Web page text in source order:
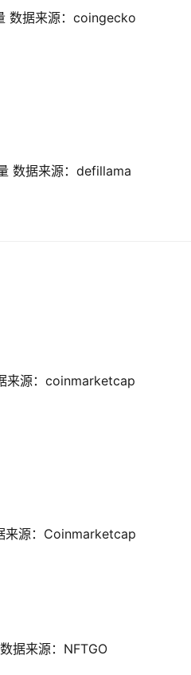
数据来源：coingecko
数据来源：defillama
来源：coinmarketcap
来源：Coinmarketcap
据来源：NFTGO